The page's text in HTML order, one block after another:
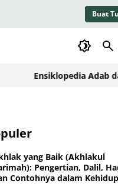
Buat
Ensiklopedia Adab dalam
yang Baik (Akhlakul
Pengertian, Dalil,
Contohnya dalam